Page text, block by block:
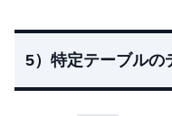
5）特定テーブルの